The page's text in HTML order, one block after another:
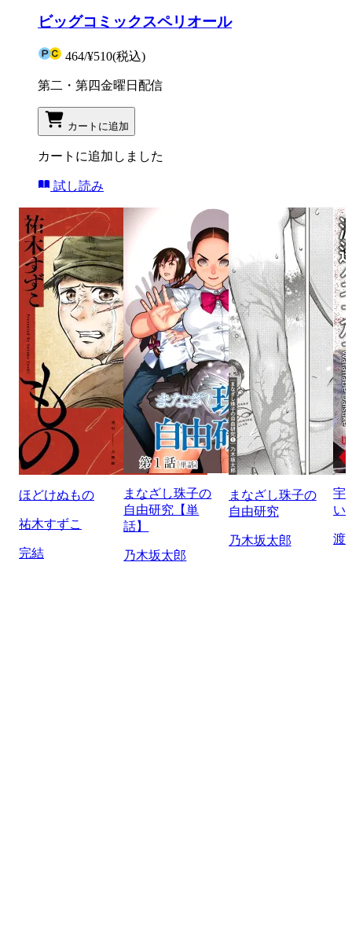
ビッグコミックスペリオール
464/¥510(税込)
第二・第四金曜日配信
カートに追加
カートに追加しました
試し読み
ほどけぬもの
祐木すずこ
完結
まなざし珠子の
自由研究【単
話】
乃木坂太郎
まなざし珠子の
自由研究
乃木坂太郎
宇
い
渡